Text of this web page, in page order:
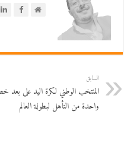
السابق
المنتخب الوطني لكرة اليد على بعد
واحدة من التأهل لبطولة العالم